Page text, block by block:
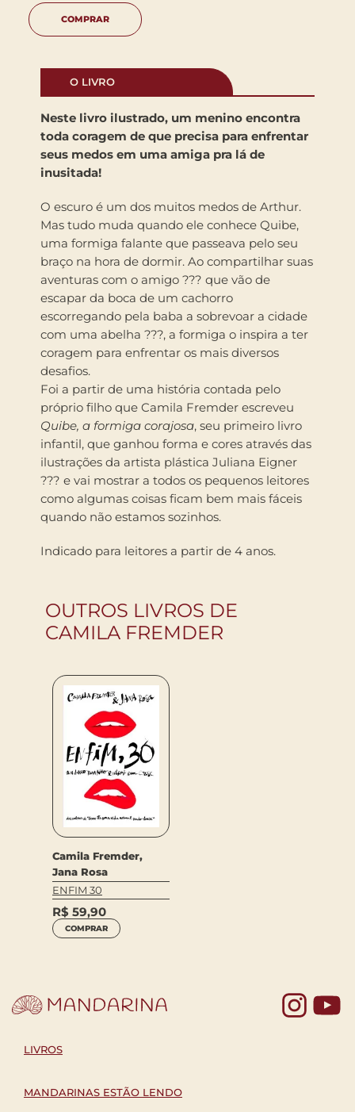
COMPRAR
O LIVRO
Neste livro ilustrado, um menino encontra
toda coragem de que precisa para enfrentar
seus medos em uma amiga pra lá de
inusitada!
O escuro é um dos muitos medos de Arthur.
Mas tudo muda quando ele conhece Quibe,
uma formiga falante que passeava pelo seu
braço na hora de dormir. Ao compartilhar suas
aventuras com o amigo ??? que vão de
escapar da boca de um cachorro
escorregando pela baba a sobrevoar a cidade
com uma abelha ???, a formiga o inspira a ter
coragem para enfrentar os mais diversos
desafios.
Foi a partir de uma história contada pelo
próprio filho que Camila Fremder escreveu
Quibe, a formiga corajosa, seu primeiro livro
infantil, que ganhou forma e cores através das
ilustrações da artista plástica Juliana Eigner
??? e vai mostrar a todos os pequenos leitores
como algumas coisas ficam bem mais fáceis
quando não estamos sozinhos.
Indicado para leitores a partir de 4 anos.
OUTROS LIVROS DE
CAMILA FREMDER
Camila Fremder,
Jana Rosa
ENFIM 30
R$ 59,90
COMPRAR
LIVROS
MANDARINAS ESTÃO LENDO